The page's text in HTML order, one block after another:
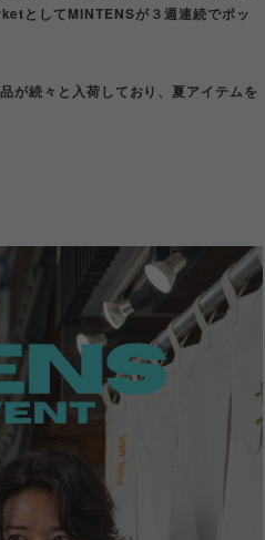
としてMINTENSが３週連続でポッ
が続々と入荷しており、夏アイテムを